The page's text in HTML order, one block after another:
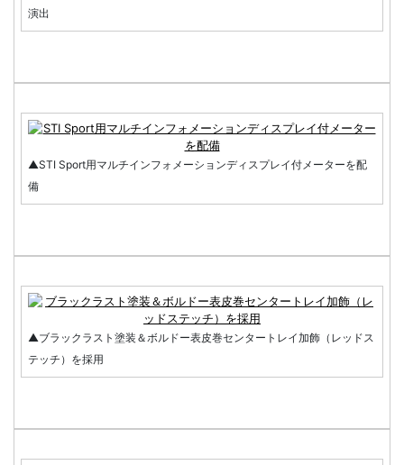
演出
▲STI Sport用マルチインフォメーションディスプレイ付メーターを配
備
▲ブラックラスト塗装＆ボルドー表皮巻センタートレイ加飾（レッドス
テッチ）を採用